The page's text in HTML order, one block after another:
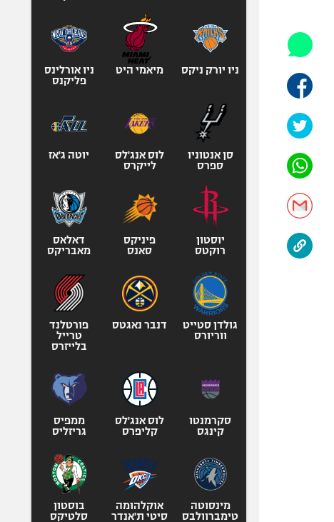
אופניים
ספורט מוטורי
כדורמים
בייסבול MLB
ספורט אתגרי
אומנויות לחימה
ניו יורק ניקס מיאמי היט
ניו אורלינס
פליקנס
סן אנטוניו
ספרס
לוס אנג'לס
לייקרס
יוטה ג'אז
יוסטון
רוקטס
פיניקס
סאנס
דאלאס
מאבריקס
גולדן סטייט
ווריורס
דנבר נאגטס
פורטלנד
טרייל
בלייזרס
סקרמנטו
קינגס
לוס אנג'לס
קליפרס
ממפיס
גריזליס
מינסוטה
טימברוולבס
אוקלהומה
סיטי ת'אנדר
בוסטון
סלטיקס